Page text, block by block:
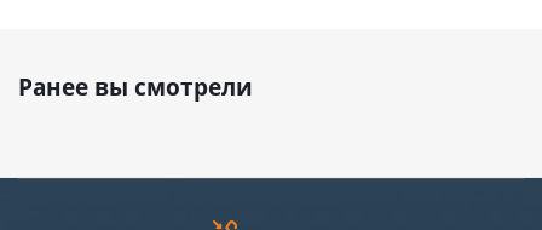
Ранее вы смотрели